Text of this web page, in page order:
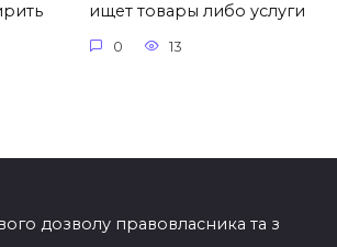
ищет товары либо услуги
0 13
дозволу правовласника та з